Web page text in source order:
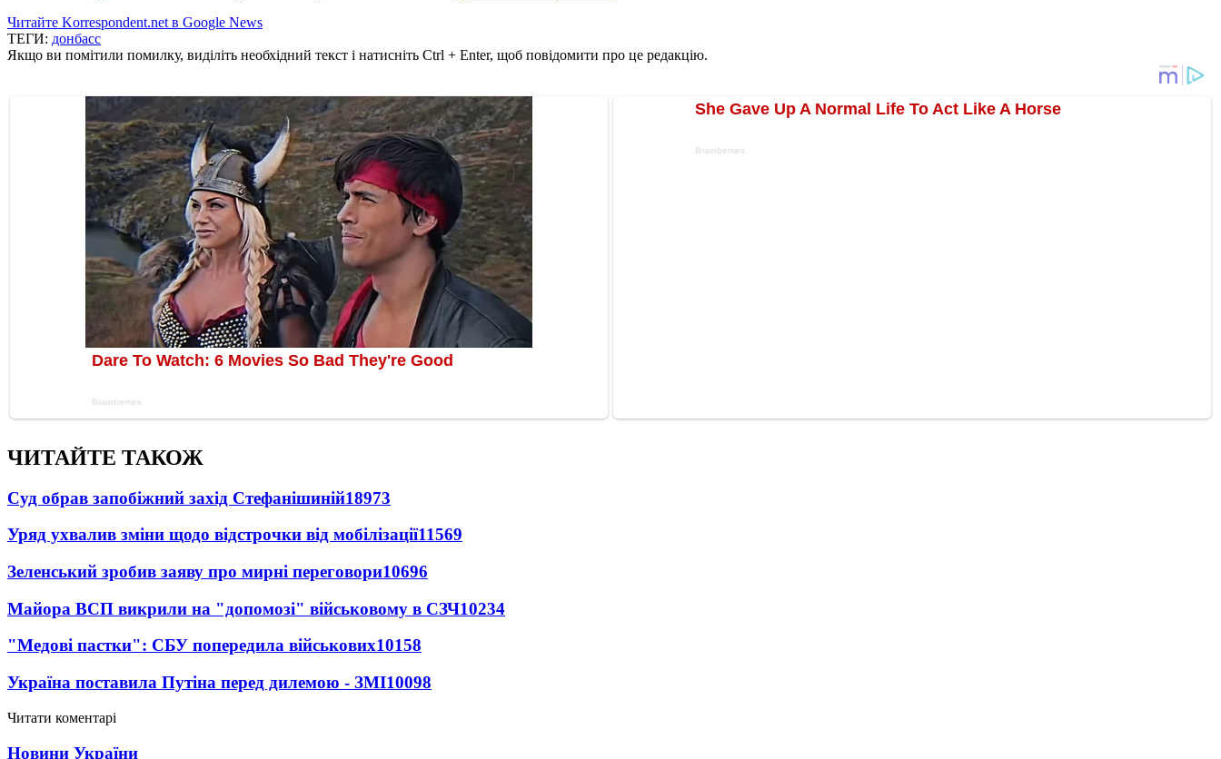
Читайте Korrespondent.net в Google News
ТЕГИ: донбасс
Якщо ви помітили помилку, виділіть необхідний текст і натисніть Ctrl + Enter, щоб повідомити про це редакцію.
ЧИТАЙТЕ ТАКОЖ
Суд обрав запобіжний захід Стефанішиній18973
Уряд ухвалив зміни щодо відстрочки від мобілізації11569
Зеленський зробив заяву про мирні переговори10696
Майора ВСП викрили на "допомозі" військовому в СЗЧ10234
"Медові пастки": СБУ попередила військових10158
Україна поставила Путіна перед дилемою - ЗМІ10098
Читати коментарі
Новини України